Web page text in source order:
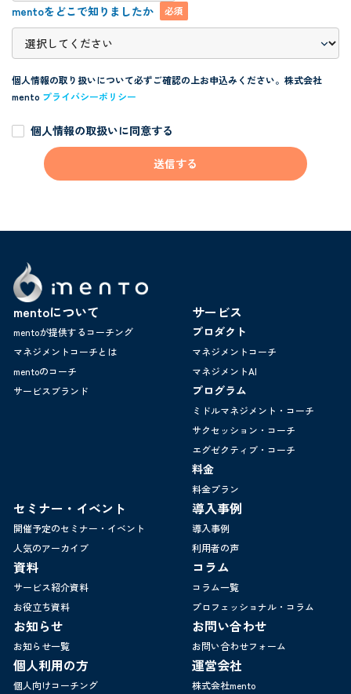
mentoをどこで知りましたか 必須
個人情報の取り扱いについて必ずご確認の上お申込みください。 株式会社
mento プライバシーポリシー
個人情報の取扱いに同意する
mentoについて
mentoが提供するコーチング
マネジメントコーチとは
mentoのコーチ
サービスブランド
サービス
プロダクト
マネジメントコーチ
マネジメントAI
プログラム
ミドルマネジメント・コーチ
サクセッション・コーチ
エグゼクティブ・コーチ
料金
料金プラン
セミナー・イベント
開催予定のセミナー・イベント
人気のアーカイブ
導入事例
導入事例
利用者の声
資料
サービス紹介資料
お役立ち資料
コラム
コラム一覧
プロフェッショナル・コラム
お知らせ
お知らせ一覧
お問い合わせ
お問い合わせフォーム
個人利用の方
個人向けコーチング
運営会社
株式会社mento